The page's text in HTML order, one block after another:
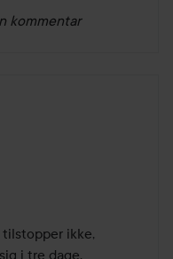
kommentar
år
ikke,
i tre dage.